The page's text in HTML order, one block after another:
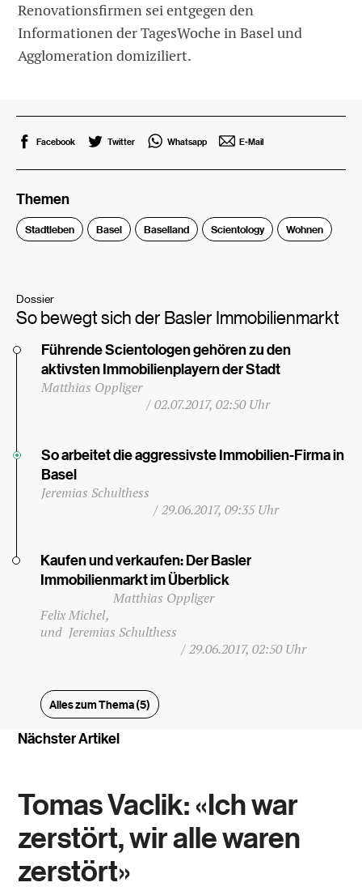
Renovationsfirmen sei entgegen den
Informationen der TagesWoche in Basel und
Agglomeration domiziliert.
Facebook Twitter Whatsapp E-Mail
Themen
Stadtleben Basel Baselland Scientology Wohnen
Dossier
So bewegt sich der Basler Immobilienmarkt
Führende Scientologen gehören zu den
aktivsten Immobilienplayern der Stadt
Matthias Oppliger
/02.07.2017, 02:50 Uhr
So arbeitet die aggressivste Immobilien-Firma in
Basel
Jeremias Schulthess
/29.06.2017, 09:35 Uhr
Kaufen und verkaufen: Der Basler
Immobilienmarkt im Überblick
Felix Michel
Matthias Oppliger
Jeremias Schulthess
/29.06.2017, 02:50 Uhr
Alles zum Thema (5)
Nächster Artikel
Tomas Vaclik: «Ich war
zerstört, wir alle waren
zerstört»